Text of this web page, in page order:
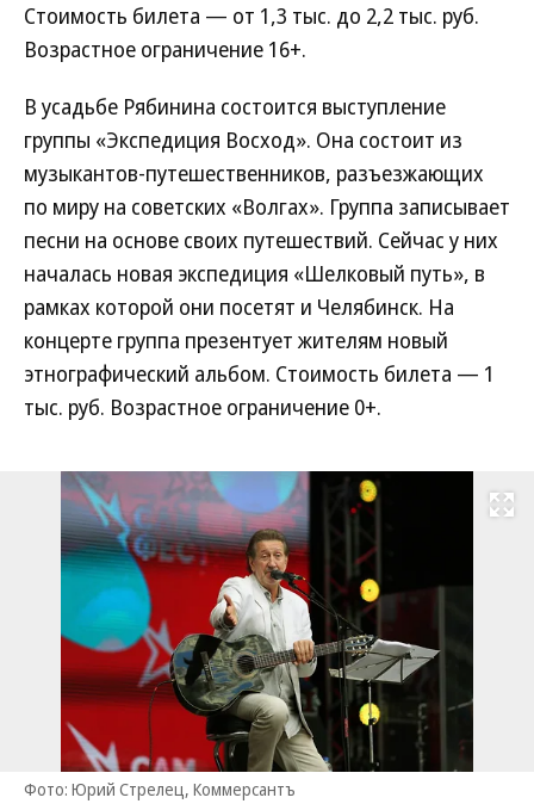
Стоимость билета — от 1,3 тыс. до 2,2 тыс. руб.
Возрастное ограничение 16+.
В усадьбе Рябинина состоится выступление
группы «Экспедиция Восход». Она состоит из
музыкантов-путешественников, разъезжающих
по миру на советских «Волгах». Группа записывает
песни на основе своих путешествий. Сейчас у них
началась новая экспедиция «Шелковый путь», в
рамках которой они посетят и Челябинск. На
концерте группа презентует жителям новый
этнографический альбом. Стоимость билета — 1
тыс. руб. Возрастное ограничение 0+.
Развернуть
Фото: Юрий Стрелец, Коммерсантъ